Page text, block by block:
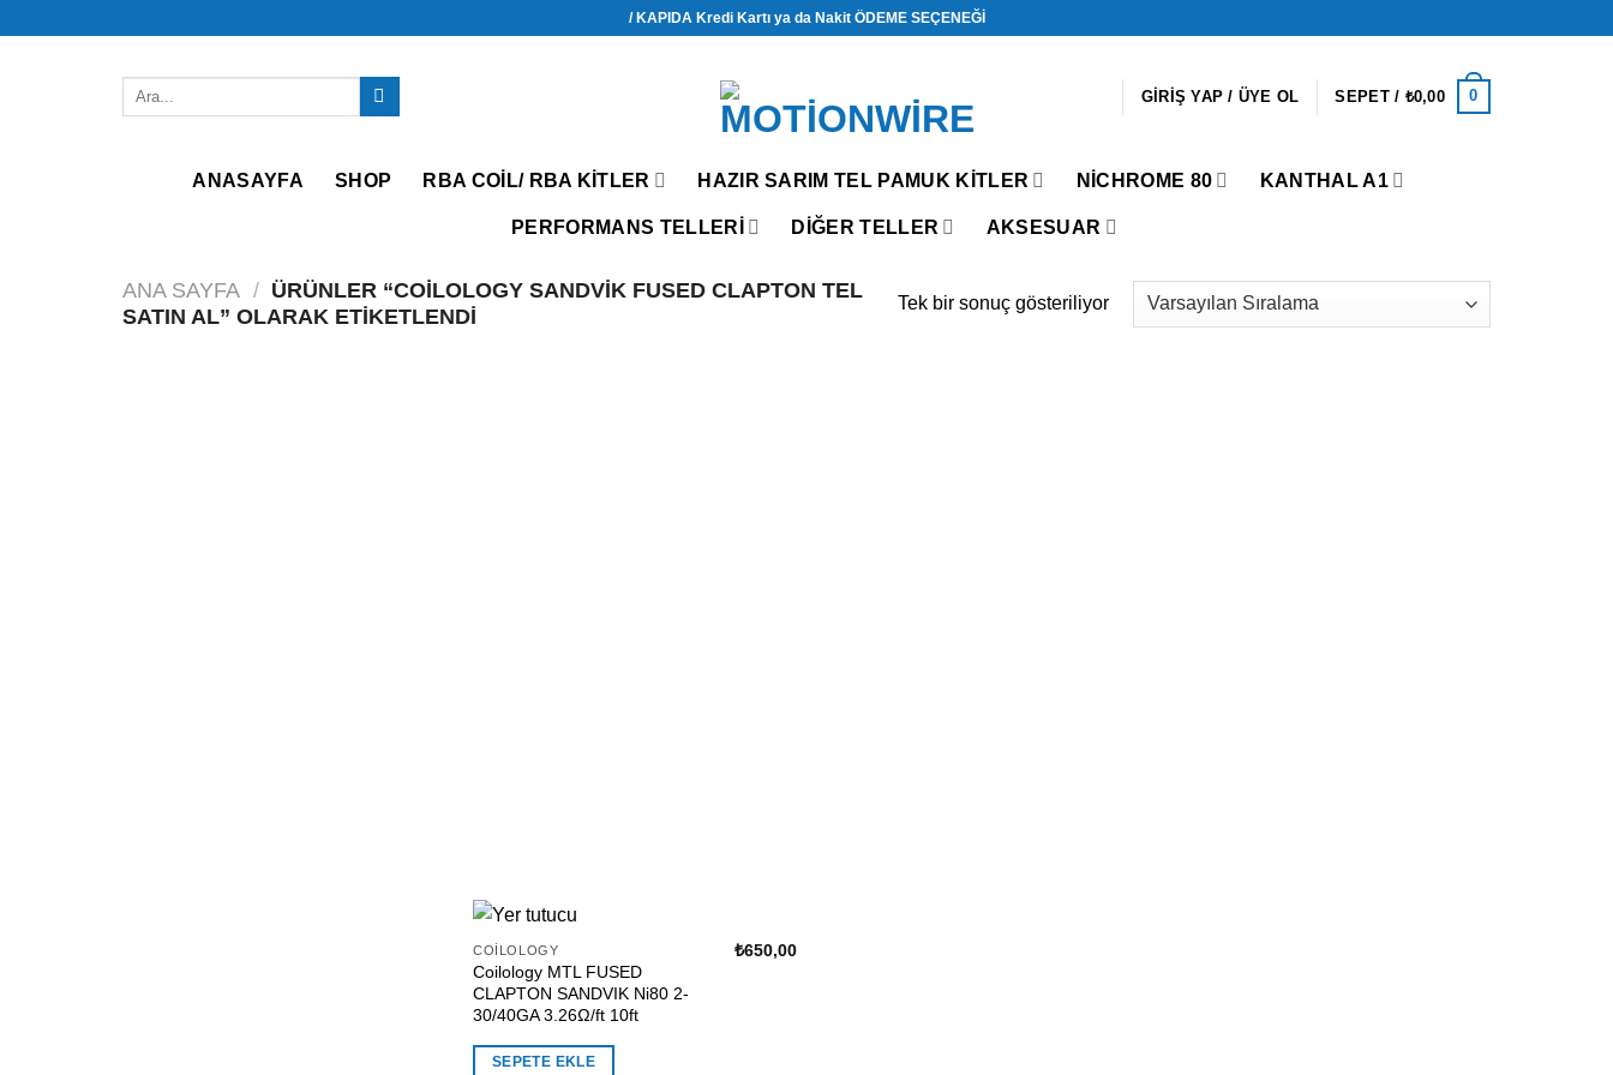
/ KAPIDA Kredi Kartı ya da Nakit ÖDEME SEÇENEĞİ
Ara:
GIRIŞ YAP / ÜYE OL SEPET / ₺0,00 0
ANASAYFA SHOP RBA COIL/ RBA KITLER HAZIR SARIM TEL PAMUK KITLER NICHROME 80 KANTHAL A1
PERFORMANS TELLERİ DIĞER TELLER AKSESUAR
ANA SAYFA / ÜRÜNLER “COILOLOGY SANDVIK FUSED CLAPTON TEL
SATIN AL” OLARAK ETIKETLENDI
Tek bir sonuç gösteriliyor
COILOLOGY
Coilology MTL FUSED
CLAPTON SANDVIK Ni80 2-
30/40GA 3.26Ω/ft 10ft
₺650,00
SEPETE EKLE